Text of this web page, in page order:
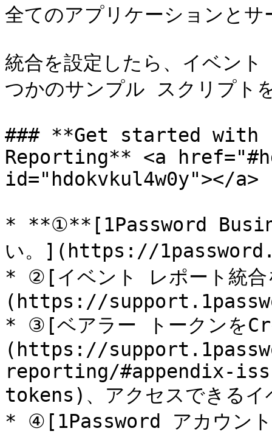
全てのアプリケーションと
統合を設定したら、イベン
つかのサンプル スクリプト
### **Get started with
Reporting** <a
id="hdokvkul4w0y"></a>
* **①**[1Password
い。](https://
* ②[イベント レポート統合
(https://
* ③[ベアラー トークンを
(https://
reporting/#appendix-
tokens)、アクセスできるイ
* ④[1Password アカウン